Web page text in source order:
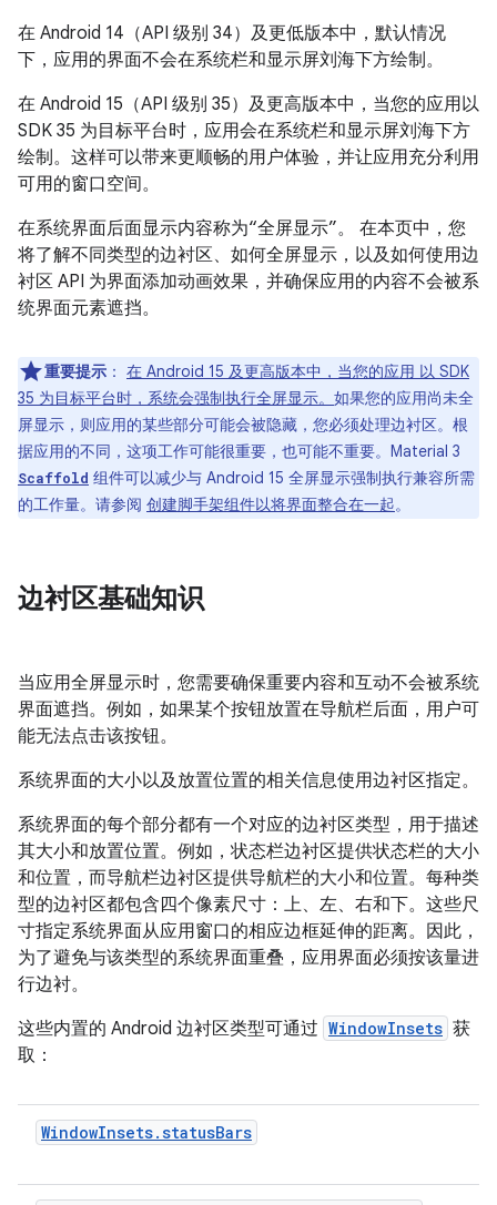
在 Android 14（API 级别 34）及更低版本中，默认情况
下，应用的界面不会在系统栏和显示屏刘海下方绘制。
在 Android 15（API 级别 35）及更高版本中，当您的应用以
SDK 35 为目标平台时，应用会在系统栏和显示屏刘海下方
绘制。这样可以带来更顺畅的用户体验，并让应用充分利用
可用的窗口空间。
在系统界面后面显示内容称为“全屏显示”。 在本页中，您
将了解不同类型的边衬区、如何全屏显示，以及如何使用边
衬区 API 为界面添加动画效果，并确保应用的内容不会被系
统界面元素遮挡。
重要提示 ： 在 Android 15 及更高版本中，当您的应用 以 SDK
35 为目标平台时，系统会强制执行全屏显示。 如果您的应用尚未全
屏显示，则应用的某些部分可能会被隐藏，您必须处理边衬区。根
据应用的不同，这项工作可能很重要，也可能不重要。Material 3
Scaffold 组件可以减少与 Android 15 全屏显示强制执行兼容所需
的工作量。请参阅 创建脚手架组件以将界面整合在一起。
边衬区基础知识
当应用全屏显示时，您需要确保重要内容和互动不会被系统
界面遮挡。例如，如果某个按钮放置在导航栏后面，用户可
能无法点击该按钮。
系统界面的大小以及放置位置的相关信息使用边衬区指定。
系统界面的每个部分都有一个对应的边衬区类型，用于描述
其大小和放置位置。例如，状态栏边衬区提供状态栏的大小
和位置，而导航栏边衬区提供导航栏的大小和位置。每种类
型的边衬区都包含四个像素尺寸：上、左、右和下。这些尺
寸指定系统界面从应用窗口的相应边框延伸的距离。因此，
为了避免与该类型的系统界面重叠，应用界面必须按该量进
行边衬。
这些内置的 Android 边衬区类型可通过 WindowInsets 获
取：
WindowInsets.statusBars